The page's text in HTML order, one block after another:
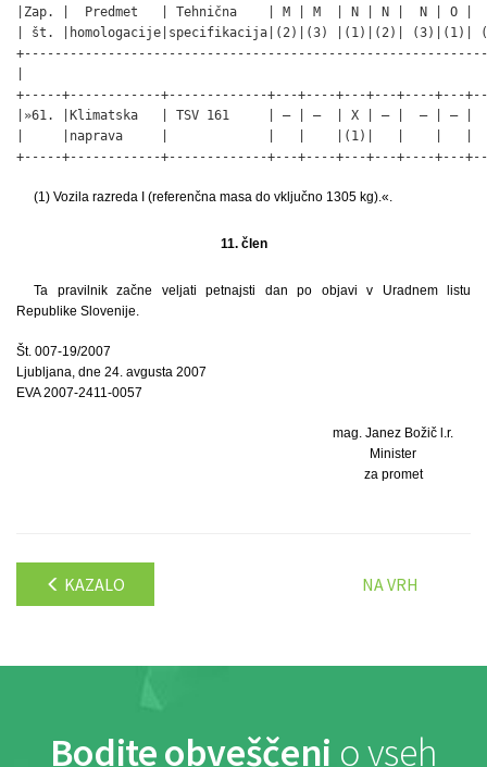
|Zap. |  Predmet   | Tehnična    | M | M  | N | N |  N | O |
| št. |homologacije|specifikacija|(2)|(3) |(1)|(2)| (3)|(1)|
+-----+------------+-------------+---+----+---+---+----+---
|»61. |Klimatska   | TSV 161     | – | –  | X | – |  – | –
|     |naprava     |             |   |    |(1)|   |    |
+-----+------------+-------------+---+----+---+---+----+---
(1) Vozila razreda I (referenčna masa do vključno 1305 kg).«.
11. člen
Ta pravilnik začne veljati petnajsti dan po objavi v Uradnem listu
Republike Slovenije.
Št. 007-19/2007
Ljubljana, dne 24. avgusta 2007
EVA 2007-2411-0057
mag. Janez Božič l.r.
Minister
za promet
KAZALO NA VRH
Bodite obveščeni o vseh